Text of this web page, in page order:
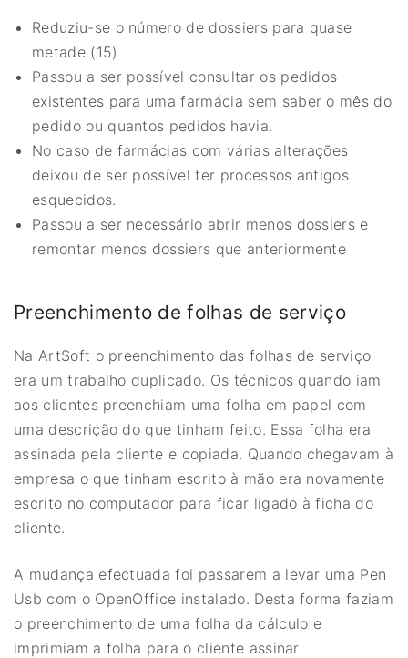
Reduziu-se o número de dossiers para quase
metade (15)
Passou a ser possível consultar os pedidos
existentes para uma farmácia sem saber o mês do
pedido ou quantos pedidos havia.
No caso de farmácias com várias alterações
deixou de ser possível ter processos antigos
esquecidos.
Passou a ser necessário abrir menos dossiers e
remontar menos dossiers que anteriormente
Preenchimento de folhas de serviço
Na ArtSoft o preenchimento das folhas de serviço
era um trabalho duplicado. Os técnicos quando iam
aos clientes preenchiam uma folha em papel com
uma descrição do que tinham feito. Essa folha era
assinada pela cliente e copiada. Quando chegavam à
empresa o que tinham escrito à mão era novamente
escrito no computador para ficar ligado à ficha do
cliente.
A mudança efectuada foi passarem a levar uma Pen
Usb com o OpenOffice instalado. Desta forma faziam
o preenchimento de uma folha da cálculo e
imprimiam a folha para o cliente assinar.